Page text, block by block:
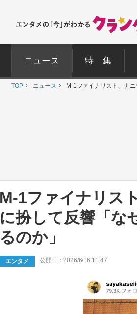
ニュース 特 集
TOP ニュース M-1ファイナリスト、ナ
M-1ファイナリス
に扮して反響「な
るのか」
エンタメ 公開日：2026/6/16 11:47